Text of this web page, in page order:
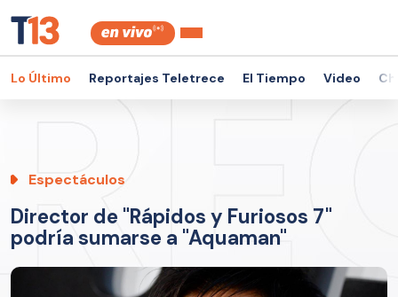
Lo Último Reportajes Teletrece El Tiempo Video
Espectáculos
Director de "Rápidos y Furiosos 7"
podría sumarse a "Aquaman"